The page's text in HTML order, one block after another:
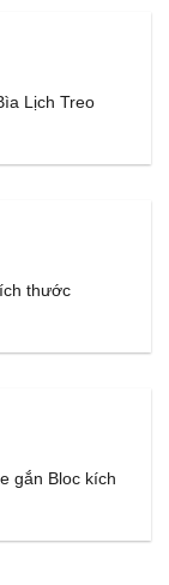
Lịch Treo
thước
gắn Bloc kích